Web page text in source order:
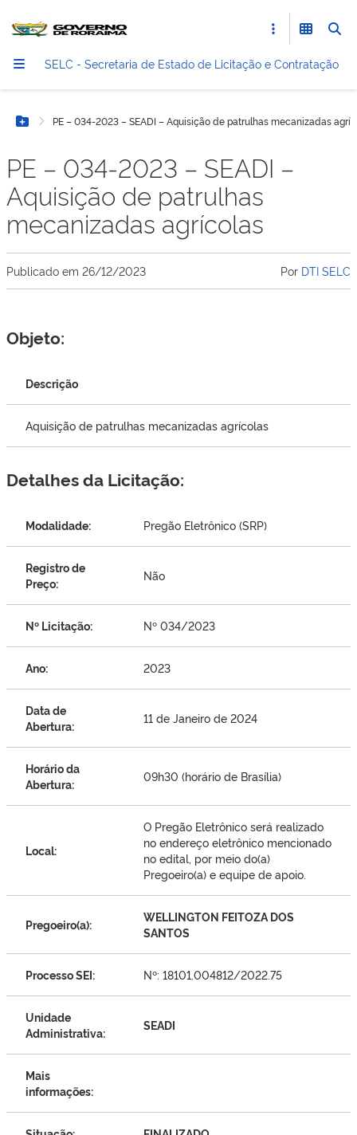
SELC - Secretaria de Estado de Licitação e Contratação
Botão Menu
PE – 034-2023 – SEADI – Aquisição de patrulhas mecanizadas
PE – 034-2023 – SEADI –
Aquisição de patrulhas
mecanizadas agrícolas
Publicado em 26/12/2023 Por DTI SELC
Objeto:
Descrição
Aquisição de patrulhas mecanizadas agrícolas
Detalhes da Licitação:
Modalidade: Pregão Eletrônico (SRP)
Registro de
Preço:
Não
Nº Licitação: Nº 034/2023
Ano: 2023
Data de
Abertura:
11 de Janeiro de 2024
Horário da
Abertura:
09h30 (horário de Brasília)
Local:
O Pregão Eletrônico será realizado
no endereço eletrônico mencionado
no edital, por meio do(a)
Pregoeiro(a) e equipe de apoio.
Pregoeiro(a):
WELLINGTON FEITOZA DOS
SANTOS
Processo SEI: Nº: 18101.004812/2022.75
Unidade
Administrativa:
SEADI
Mais
informações: